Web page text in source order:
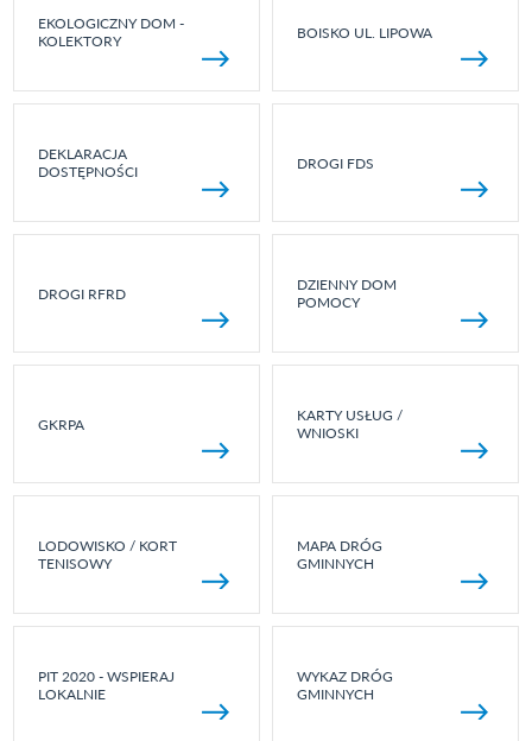
EKOLOGICZNY DOM -
KOLEKTORY
BOISKO UL. LIPOWA
DEKLARACJA
DOSTĘPNOŚCI
DROGI FDS
DROGI RFRD
DZIENNY DOM
POMOCY
GKRPA
KARTY USŁUG /
WNIOSKI
LODOWISKO / KORT
TENISOWY
MAPA DRÓG
GMINNYCH
PIT 2020 - WSPIERAJ
LOKALNIE
WYKAZ DRÓG
GMINNYCH